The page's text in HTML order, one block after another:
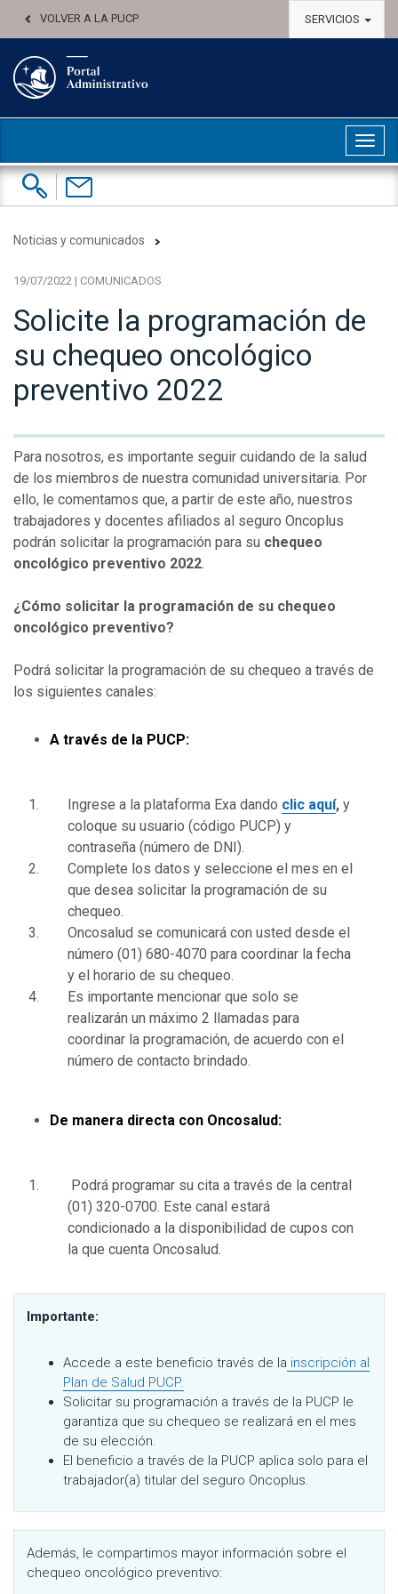
VOLVER A LA PUCP SERVICIOS
Buscar:
Contáctenos
Noticias y comunicados
19/07/2022 | COMUNICADOS
Solicite la programación de
su chequeo oncológico
preventivo 2022
Para nosotros, es importante seguir cuidando de la salud
de los miembros de nuestra comunidad universitaria. Por
ello, le comentamos que, a partir de este año, nuestros
trabajadores y docentes afiliados al seguro Oncoplus
podrán solicitar la programación para su chequeo
oncológico preventivo 2022.
¿Cómo solicitar la programación de su chequeo
oncológico preventivo?
Podrá solicitar la programación de su chequeo a través de
los siguientes canales:
A través de la PUCP:
Ingrese a la plataforma Exa dando clic aquí, y
coloque su usuario (código PUCP) y
contraseña (número de DNI).
Complete los datos y seleccione el mes en el
que desea solicitar la programación de su
chequeo.
Oncosalud se comunicará con usted desde el
número (01) 680-4070 para coordinar la fecha
y el horario de su chequeo.
Es importante mencionar que solo se
realizarán un máximo 2 llamadas para
coordinar la programación, de acuerdo con el
número de contacto brindado.
De manera directa con Oncosalud:
Podrá programar su cita a través de la central
(01) 320-0700. Este canal estará
condicionado a la disponibilidad de cupos con
la que cuenta Oncosalud.
Importante:
Accede a este beneficio través de la inscripción al
Plan de Salud PUCP.
Solicitar su programación a través de la PUCP le
garantiza que su chequeo se realizará en el mes
de su elección.
El beneficio a través de la PUCP aplica solo para el
trabajador(a) titular del seguro Oncoplus.
Además, le compartimos mayor información sobre el
chequeo oncológico preventivo: